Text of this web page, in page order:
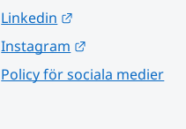
Linkedin
Instagram
Policy för sociala medier